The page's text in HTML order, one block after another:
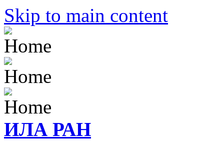
Skip to main content
ИЛА РАН